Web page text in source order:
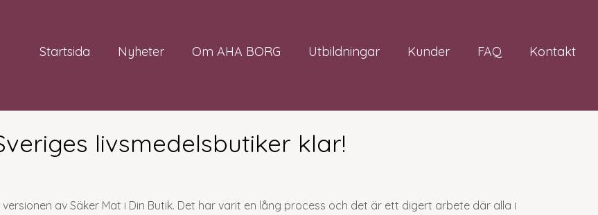
Startsida Nyheter Om AHA BORG Utbildningar Kunder FAQ Kontakt
livsmedelsbutiker klar!
av Säker Mat i Din Butik. Det har varit en lång process och det är ett digert arbete där alla i